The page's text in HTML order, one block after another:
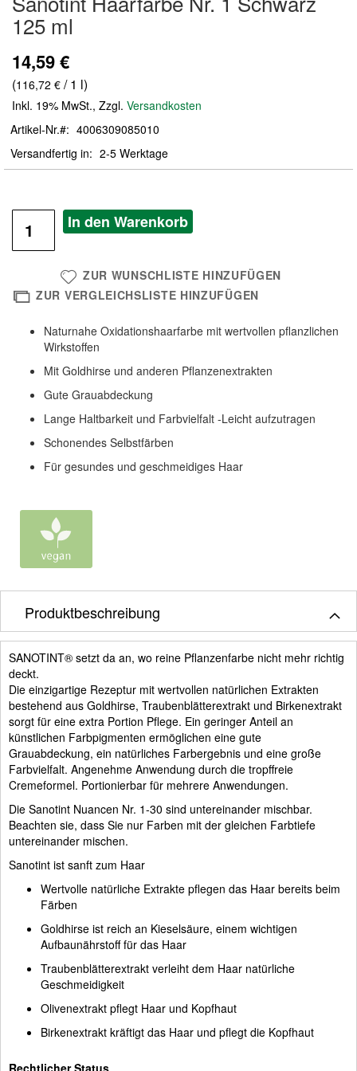
der
Bildergalerie
125 ml
14,59 €
(116,72 € / 1 l)
Inkl. 19% MwSt., Zzgl. Versandkosten
Artikel-Nr.
4006309085010
Versandfertig in
2-5 Werktage
In den Warenkorb
ZUR WUNSCHLISTE HINZUFÜGEN
ZUR VERGLEICHSLISTE HINZUFÜGEN
Naturnahe Oxidationshaarfarbe mit wertvollen pflanzlichen
Wirkstoffen
Mit Goldhirse und anderen Pflanzenextrakten
Gute Grauabdeckung
Lange Haltbarkeit und Farbvielfalt -Leicht aufzutragen
Schonendes Selbstfärben
Für gesundes und geschmeidiges Haar
Produktbeschreibung
SANOTINT® setzt da an, wo reine Pflanzenfarbe nicht mehr richtig
deckt.
Die einzigartige Rezeptur mit wertvollen natürlichen Extrakten
bestehend aus Goldhirse, Traubenblätterextrakt und Birkenextrakt
sorgt für eine extra Portion Pflege. Ein geringer Anteil an
künstlichen Farbpigmenten ermöglichen eine gute
Grauabdeckung, ein natürliches Farbergebnis und eine große
Farbvielfalt. Angenehme Anwendung durch die tropffreie
Cremeformel. Portionierbar für mehrere Anwendungen.
Die Sanotint Nuancen Nr. 1-30 sind untereinander mischbar.
Beachten sie, dass Sie nur Farben mit der gleichen Farbtiefe
untereinander mischen.
Sanotint ist sanft zum Haar
Wertvolle natürliche Extrakte pflegen das Haar bereits beim
Färben
Goldhirse ist reich an Kieselsäure, einem wichtigen
Aufbaunährstoff für das Haar
Traubenblätterextrakt verleiht dem Haar natürliche
Geschmeidigkeit
Olivenextrakt pflegt Haar und Kopfhaut
Birkenextrakt kräftigt das Haar und pflegt die Kopfhaut
Rechtlicher Status